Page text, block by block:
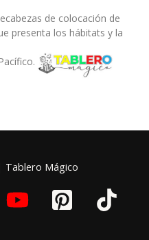
de colocación de
presenta los hábitats y la
Mágico